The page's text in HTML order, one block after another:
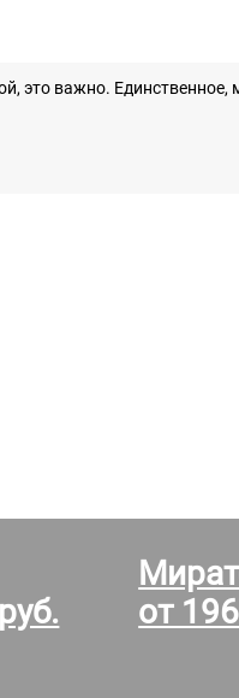
это важно. Единственное,
от